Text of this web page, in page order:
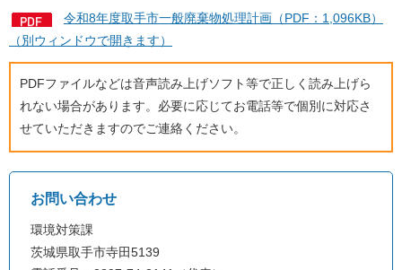
令和8年度取手市一般廃棄物処理計画（PDF：1,096KB）
（別ウィンドウで開きます）
PDFファイルなどは音声読み上げソフト等で正しく読み上げら
れない場合があります。必要に応じてお電話等で個別に対応さ
せていただきますのでご連絡ください。
お問い合わせ
環境対策課
茨城県取手市寺田5139